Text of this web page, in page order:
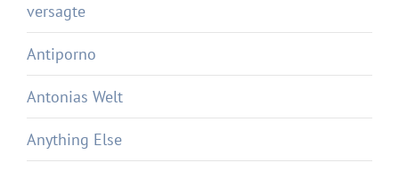
versagte
Antiporno
Antonias Welt
Anything Else